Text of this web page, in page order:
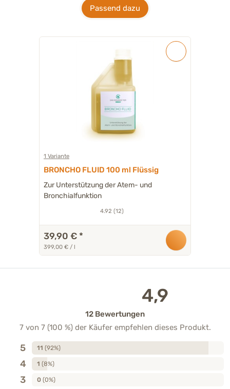
Passend dazu
1 Variante
BRONCHO FLUID 100 ml Flüssig
Zur Unterstützung der Atem- und
Bronchialfunktion
4.92 (12)
39,90 € *
399,00 € / l
4,9
12 Bewertungen
7 von 7 (100 %) der Käufer empfehlen dieses Produkt.
5 11 (92%)
4 1 (8%)
3 0 (0%)